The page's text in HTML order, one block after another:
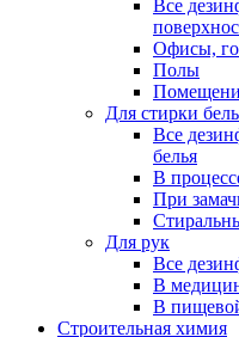
Все
Офисы,
Полы
Для стирки
Все
белья
В
При
Для рук
Все
В
В
Строительная химия